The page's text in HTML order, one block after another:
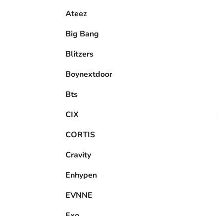
Ateez
Big Bang
Blitzers
Boynextdoor
Bts
CIX
CORTIS
Cravity
Enhypen
EVNNE